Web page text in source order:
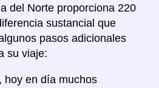
del Norte proporciona 220
sustancial que
pasos adicionales
su viaje:
, hoy en día muchos